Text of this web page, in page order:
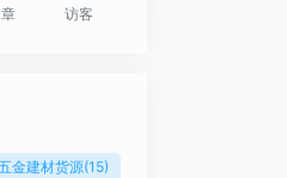
访客
金建材货源(15)